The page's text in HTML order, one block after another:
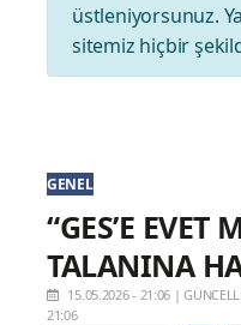
üstleniyorsunuz.
sitemiz hiçbir
GENEL
“GES’E EVET
TALANINA
15.05.2026 - 21:06 |
21:06